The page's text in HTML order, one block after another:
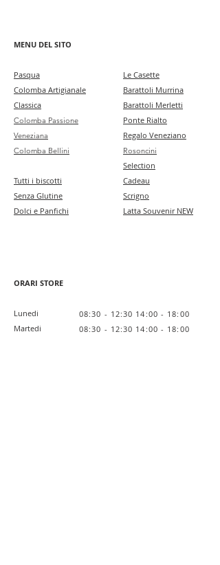
MENU DEL SITO
Pasqua
Colomba Artigianale
Classica
Colomba Passione
Veneziana
Colomba Bellini
Tutti i biscotti
Senza Glutine
Dolci e Panfichi
Le Casette
Barattoli Murrina
Barattoli Merletti
Ponte Rialto
Regalo Veneziano
Rosoncini
Selection
Cadeau
Scrigno
Latta Souvenir NEW
ORARI STORE
Lunedi
Martedi
08:30 - 12:30 14:00 - 18:00
08:30 - 12:30 14:00 - 18:00